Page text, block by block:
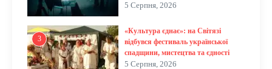
5 Серпня, 2026
3
«Культура єднає»: на Світязі
відбувся фестиваль української
спадщини, мистецтва та єдності
5 Серпня, 2026